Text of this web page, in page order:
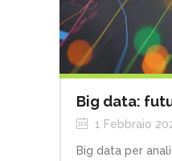
Big data:
1 Febbraio
Big data per